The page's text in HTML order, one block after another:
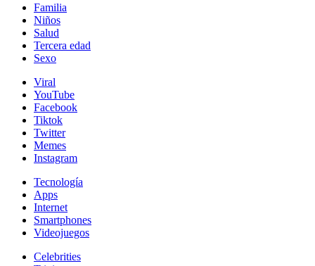
Familia
Niños
Salud
Tercera edad
Sexo
Viral
YouTube
Facebook
Tiktok
Twitter
Memes
Instagram
Tecnología
Apps
Internet
Smartphones
Videojuegos
Celebrities